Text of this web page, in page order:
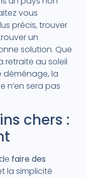
vous
précis, trouver
un
solution. Que
retraite au soleil
la
n’en sera pas
chers :
faire des
la simplicité